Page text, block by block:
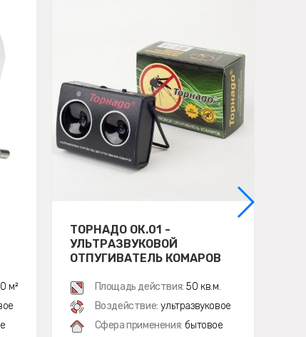
м²
ТОРНАДО ОК.01 -
УЛЬТРАЗВУКОВОЙ
ОТПУГИВАТЕЛЬ КОМАРОВ
Площадь действия: 50 кв.м.
Воздействие: ультразвуковое
Сфера применения: бытовое